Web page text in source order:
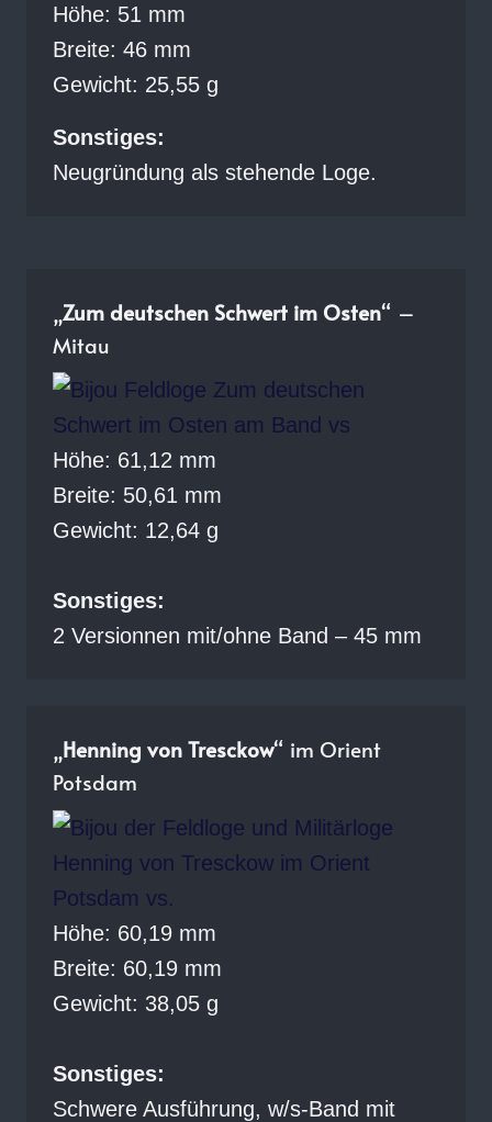
Höhe: 51 mm
Breite: 46 mm
Gewicht: 25,55 g
Sonstiges:
Neugründung als stehende Loge.
Zum deutschen Schwert im Osten“ –
Mitau
Höhe: 61,12 mm
Breite: 50,61 mm
Gewicht: 12,64 g
Sonstiges:
2 Versionnen mit/ohne Band – 45 mm
„Henning von Tresckow“ im Orient
Potsdam
Höhe: 60,19 mm
Breite: 60,19 mm
Gewicht: 38,05 g
Sonstiges:
Schwere Ausführung, w/s-Band mit